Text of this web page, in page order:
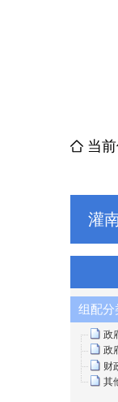
当前
灌
组配分
政
政
财
其